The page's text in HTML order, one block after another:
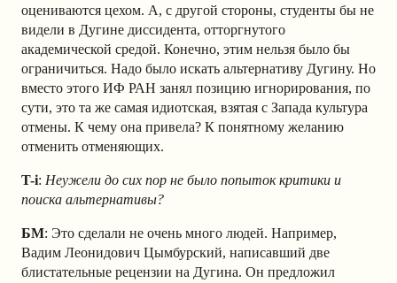
оцениваются цехом. А, с другой стороны, студенты бы не
видели в Дугине диссидента, отторгнутого
академической средой. Конечно, этим нельзя было бы
ограничиться. Надо было искать альтернативу Дугину. Но
вместо этого ИФ РАН занял позицию игнорирования, по
сути, это та же самая идиотская, взятая с Запада культура
отмены. К чему она привела? К понятному желанию
отменить отменяющих.
T-i: Неужели до сих пор не было попыток критики и
поиска альтернативы?
БМ: Это сделали не очень много людей. Например,
Вадим Леонидович Цымбурский, написавший две
блистательные рецензии на Дугина. Он предложил